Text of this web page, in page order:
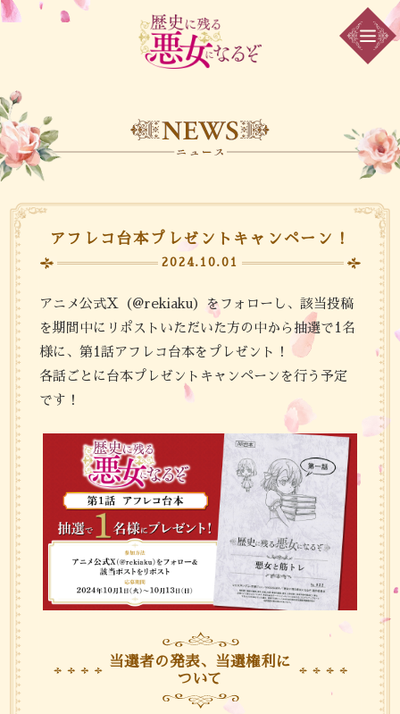
アフレコ台本プレゼントキャンペーン！
2024.10.01
アニメ公式X（@rekiaku）をフォローし、該当投稿
を期間中にリポストいただいた方の中から抽選で1名
様に、第1話アフレコ台本をプレゼント！
各話ごとに台本プレゼントキャンペーンを行う予定
です！
当選者の発表、当選権利に
ついて